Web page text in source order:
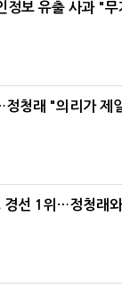
정보 유출 사과 "무
청래 "의리가 제
경선 1위…정청래